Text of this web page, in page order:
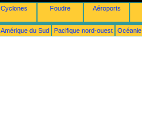
Cyclones Foudre Aéroports
Amérique du Sud Pacifique nord-ouest Océanie